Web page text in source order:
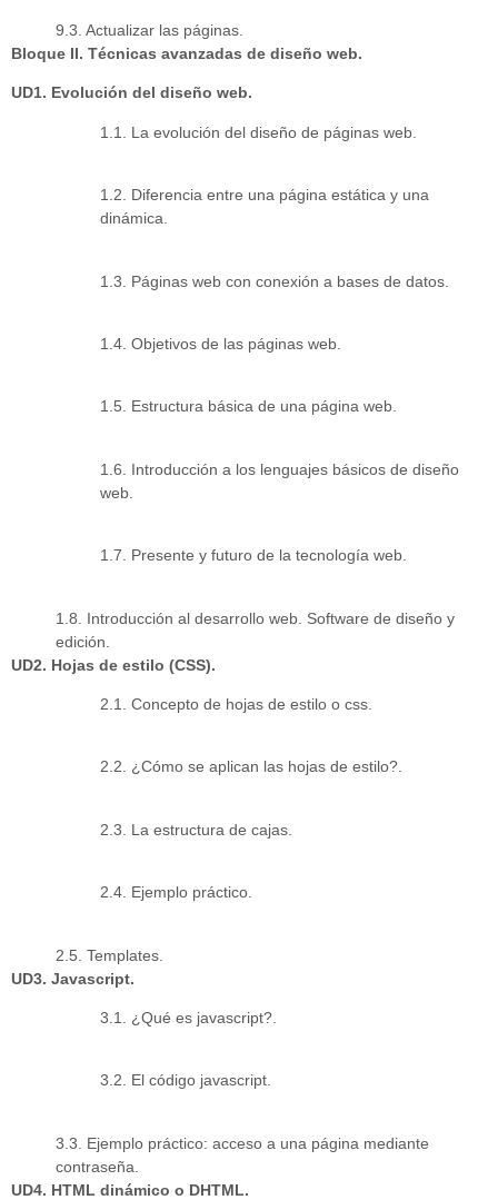
9.3. Actualizar las páginas.
Bloque II. Técnicas avanzadas de diseño web.
UD1. Evolución del diseño web.
1.1. La evolución del diseño de páginas web.
1.2. Diferencia entre una página estática y una
dinámica.
1.3. Páginas web con conexión a bases de datos.
1.4. Objetivos de las páginas web.
1.5. Estructura básica de una página web.
1.6. Introducción a los lenguajes básicos de diseño
web.
1.7. Presente y futuro de la tecnología web.
1.8. Introducción al desarrollo web. Software de diseño y
edición.
UD2. Hojas de estilo (CSS).
2.1. Concepto de hojas de estilo o css.
2.2. ¿Cómo se aplican las hojas de estilo?.
2.3. La estructura de cajas.
2.4. Ejemplo práctico.
2.5. Templates.
UD3. Javascript.
3.1. ¿Qué es javascript?.
3.2. El código javascript.
3.3. Ejemplo práctico: acceso a una página mediante
contraseña.
UD4. HTML dinámico o DHTML.